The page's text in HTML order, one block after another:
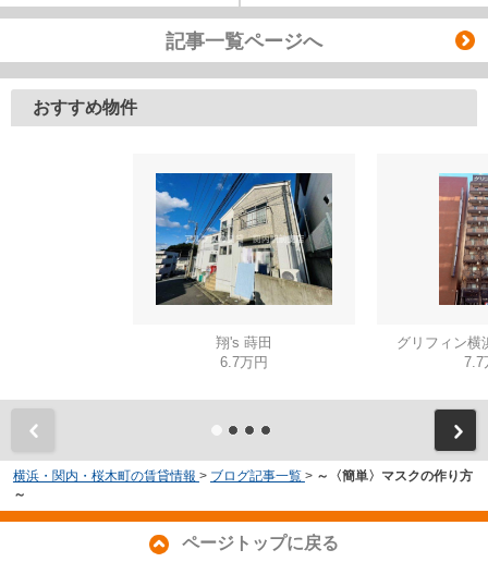
記事一覧ページへ
おすすめ物件
翔's 蒔田
6.7万円
グリフィン横
7.7
横浜・関内・桜木町の賃貸情報 > ブログ記事一覧 > ～〈簡単〉マスクの作り方
～
ページトップに戻る